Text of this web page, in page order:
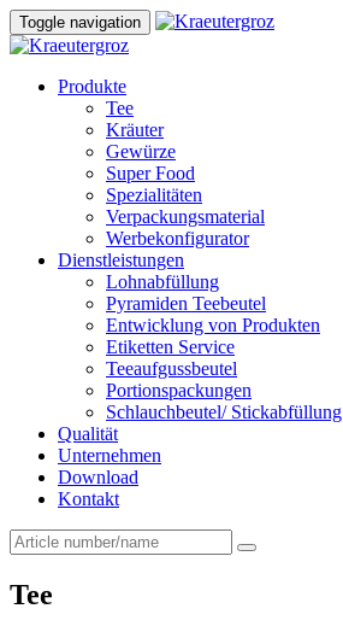
Skip
links
Skip
to
Toggle navigation
Produkte
Tee
Kräuter
Gewürze
Super Food
Spezialitäten
Verpackungsmaterial
Werbekonfigurator
Dienstleistungen
Lohnabfüllung
Pyramiden Teebeutel
Entwicklung von Produkten
Etiketten Service
Teeaufgussbeutel
Portionspackungen
Schlauchbeutel/ Stickabfüllung
Qualität
Unternehmen
Download
Kontakt
Search
for:
Tee